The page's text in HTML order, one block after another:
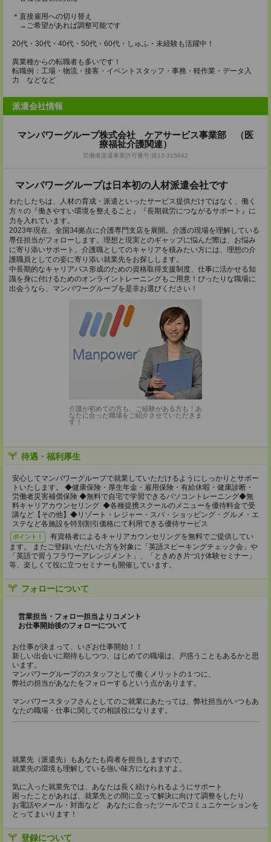
＊直接雇用への切り替え
→ご希望があれば調整可能です
20代・30代・40代・50代・60代・しゅふ・未経験も活躍中！
異業種からの転職者も多いです！
転職例：工場・物流・接客・イベントスタッフ・事務・軽作業・データ入
力 などなど
派遣会社情報
マンパワーグループ株式会社 ケアサービス事業部 （医
療福祉介護関連）
労働者派遣事業許可番号:派13-315642
マンパワーグループは日本初の人材派遣会社です
わたしたちは、人材の育成・派遣といったサービス提供だけではなく、働く
方々の『働きやすい環境を整えること』『長期就労につながるサポート』に
力を入れています。
2023年現在、全国34拠点に介護専門支店を展開。介護の現場を理解している
専任担当がフォローします。理想と現実とのギャップに悩んだ際は、お悩み
に寄り添いサポート。介護職としてのキャリアを積みたい方には、理想の介
護職員としての姿に寄り添い就業先をお探しします。
中長期的なキャリアパス形成のための資格取得支援制度、仕事に活かせる知
識を身に付けるためのオンライントレーニングもご用意！ぴったりな職場に
出会うなら、マンパワーグループを是非お選びください！
介護が初めての方も、ご経験がある方も！あ
なたに合った職場をご紹介させていただきま
す！
待遇・福利厚生
安心してマンパワーグループで就業していただけるようにしっかりとサポー
トいたします。 ◆健康保険・厚生年金・雇用保険・有給休暇・健康診断・
労働者災害補償保険 ◆無料で自宅で学習できるパソコントレーニング◆無
料キャリアカウンセリング ◆各種提携スクールのメニューを優待料金で受
講など【その他】◆リゾート・レジャー・スパ・ショッピング・グルメ・エ
ステなど各施設を特別割引価格にて利用できる優待サービス
ポイント！
有資格者によるキャリアカウンセリングを無料でご提供してい
ます。 またご登録いただいた方を対象に「英語スピーキングチェック会」や
「英語で習うフラワーアレンジメント」、「ときめき片づけ体験セミナー」
等、楽しくて役に立つセミナーも開催しています。
フォローについて
営業担当・フォロー担当よりコメント
お仕事開始後のフォローについて
お仕事が決まって、いざお仕事開始！！
新しい出会いに期待もしつつ、はじめての職場は、戸惑うこともあるかと思
います。
マンパワーグループのスタッフとして働くメリットの１つに、
弊社の担当があなたをフォローするという点があります。
マンパワースタッフさんとしてのご就業にあたっては、弊社担当がいつもあ
なたの職場・仕事に関しての相談役になります。
就業先（派遣先）もあなたも両者を担当しますので、
就業先の環境も理解している強い味方になれますよ。
気に入った就業先では、あなたは長く続けられるようにサポート
困ったことがあれば、就業先との間に立って解決に向けて調整をしたり
お電話やメール・対面など あなたに合ったツールでコミュニケーションを
とってまいります！
登録について